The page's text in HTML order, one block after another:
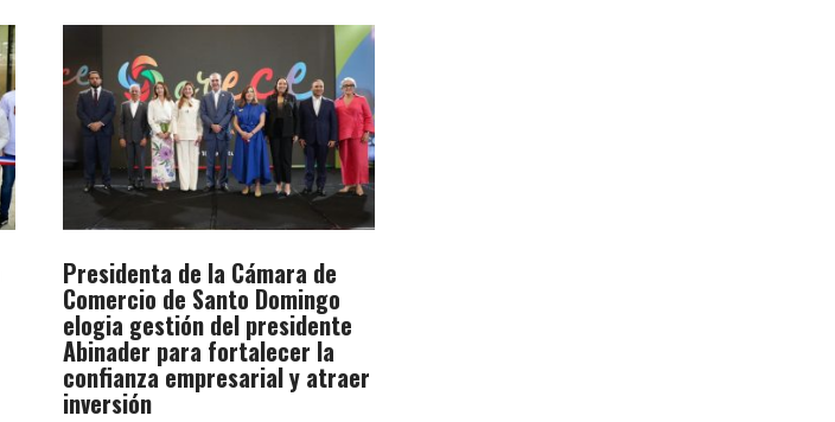
Presidenta de la Cámara de
Comercio de Santo Domingo
elogia gestión del presidente
Abinader para fortalecer la
confianza empresarial y atraer
inversión